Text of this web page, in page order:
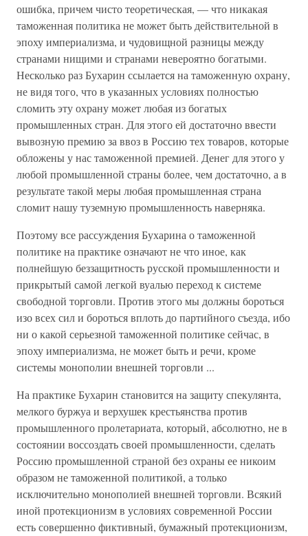
ошибка, причем чисто теоретическая, — что никакая
таможенная политика не может быть действительной в
эпоху империализма, и чудовищной разницы между
странами нищими и странами невероятно богатыми.
Несколько раз Бухарин ссылается на таможенную охрану,
не видя того, что в указанных условиях полностью
сломить эту охрану может любая из богатых
промышленных стран. Для этого ей достаточно ввести
вывозную премию за ввоз в Россию тех товаров, которые
обложены у нас таможенной премией. Денег для этого у
любой промышленной страны более, чем достаточно, а в
результате такой меры любая промышленная страна
сломит нашу туземную промышленность наверняка.
Поэтому все рассуждения Бухарина о таможенной
политике на практике означают не что иное, как
полнейшую беззащитность русской промышленности и
прикрытый самой легкой вуалью переход к системе
свободной торговли. Против этого мы должны бороться
изо всех сил и бороться вплоть до партийного съезда, ибо
ни о какой серьезной таможенной политике сейчас, в
эпоху империализма, не может быть и речи, кроме
системы монополии внешней торговли ...
На практике Бухарин становится на защиту спекулянта,
мелкого буржуа и верхушек крестьянства против
промышленного пролетариата, который, абсолютно, не в
состоянии воссоздать своей промышленности, сделать
Россию промышленной страной без охраны ее никоим
образом не таможенной политикой, а только
исключительно монополией внешней торговли. Всякий
иной протекционизм в условиях современной России
есть совершенно фиктивный, бумажный протекционизм,